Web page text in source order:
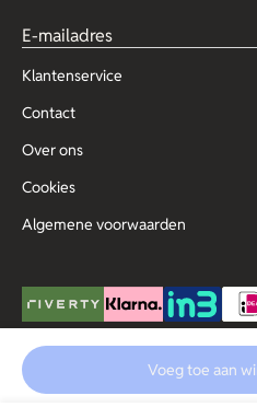
Voeg toe aan
Klantenservice
Contact
Over ons
Cookies
Algemene voorwaarden
© Copyright 2025 Outlet for Men